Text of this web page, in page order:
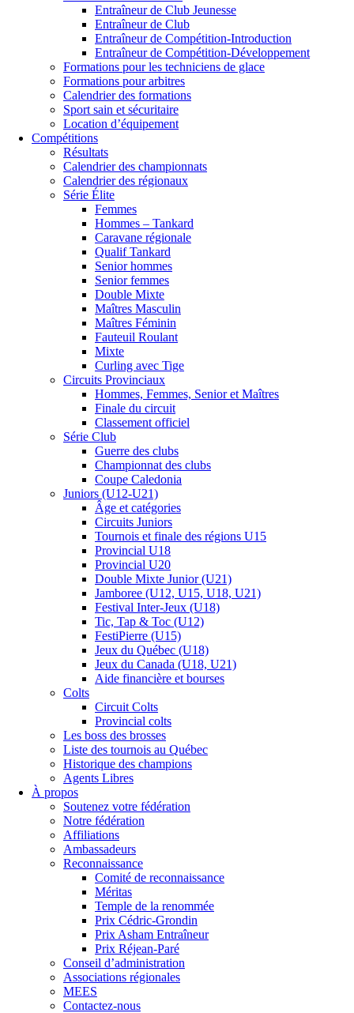
Entraîneur de Club Jeunesse
Entraîneur de Club
Entraîneur de Compétition-Introduction
Entraîneur de Compétition-Développement
Formations pour les techniciens de glace
Formations pour arbitres
Calendrier des formations
Sport sain et sécuritaire
Location d’équipement
Compétitions
Résultats
Calendrier des championnats
Calendrier des régionaux
Série Élite
Femmes
Hommes – Tankard
Caravane régionale
Qualif Tankard
Senior hommes
Senior femmes
Double Mixte
Maîtres Masculin
Maîtres Féminin
Fauteuil Roulant
Mixte
Curling avec Tige
Circuits Provinciaux
Hommes, Femmes, Senior et Maîtres
Finale du circuit
Classement officiel
Série Club
Guerre des clubs
Championnat des clubs
Coupe Caledonia
Juniors (U12-U21)
Âge et catégories
Circuits Juniors
Tournois et finale des régions U15
Provincial U18
Provincial U20
Double Mixte Junior (U21)
Jamboree (U12, U15, U18, U21)
Festival Inter-Jeux (U18)
Tic, Tap & Toc (U12)
FestiPierre (U15)
Jeux du Québec (U18)
Jeux du Canada (U18, U21)
Aide financière et bourses
Colts
Circuit Colts
Provincial colts
Les boss des brosses
Liste des tournois au Québec
Historique des champions
Agents Libres
À propos
Soutenez votre fédération
Notre fédération
Affiliations
Ambassadeurs
Reconnaissance
Comité de reconnaissance
Méritas
Temple de la renommée
Prix Cédric-Grondin
Prix Asham Entraîneur
Prix Réjean-Paré
Conseil d’administration
Associations régionales
MEES
Contactez-nous